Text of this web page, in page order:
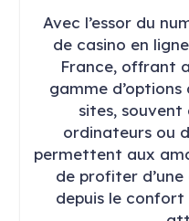
Avec l’essor du
de casino en
France, offrant
gamme
sites, souvent
ordinateurs ou
permettent aux
de profiter
depuis le confort